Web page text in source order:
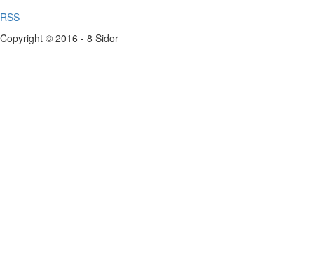
RSS
Copyright © 2016 - 8 Sidor